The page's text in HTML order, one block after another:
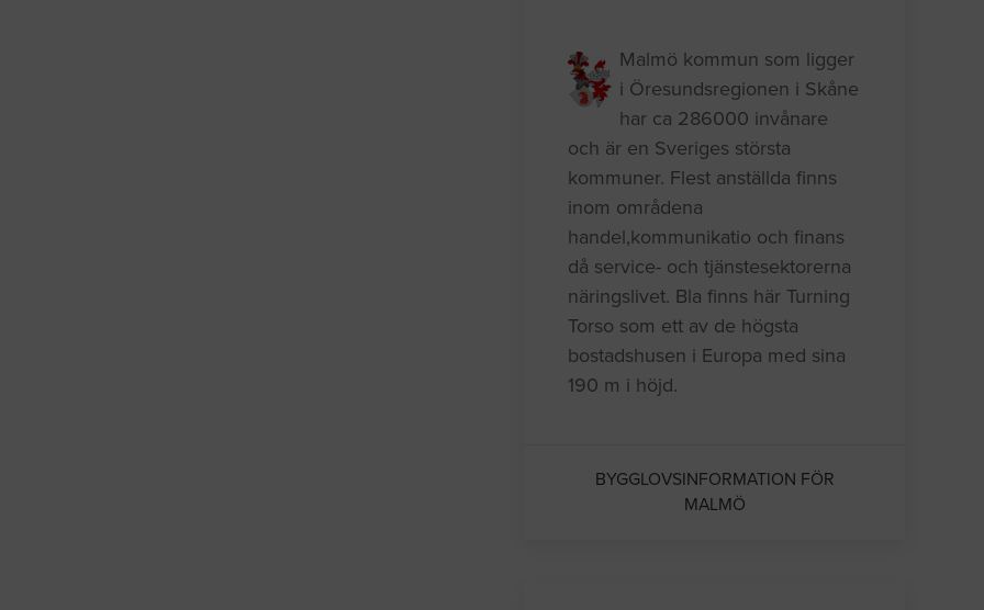
Malmö kommun som ligger
i Öresundsregionen i Skåne
har ca 286000 invånare
och är en Sveriges största
kommuner. Flest anställda finns
inom områdena
handel,kommunikatio och finans
då service- och tjänstesektorerna
näringslivet. Bla finns här Turning
Torso som ett av de högsta
bostadshusen i Europa med sina
190 m i höjd.
BYGGLOVSINFORMATION FÖR
MALMÖ